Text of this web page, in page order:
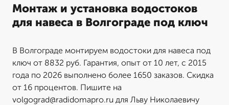
Монтаж и установка водостоков
для навеса в Волгограде под ключ
В Волгограде монтируем водостоки для навеса под
ключ от 8832 руб. Гарантия, опыт от 10 лет, с 2015
года по 2026 выполнено более 1650 заказов. Скидка
от 16 процентов. Пишите на
volgograd@radidomapro.ru для Льву Николаевичу